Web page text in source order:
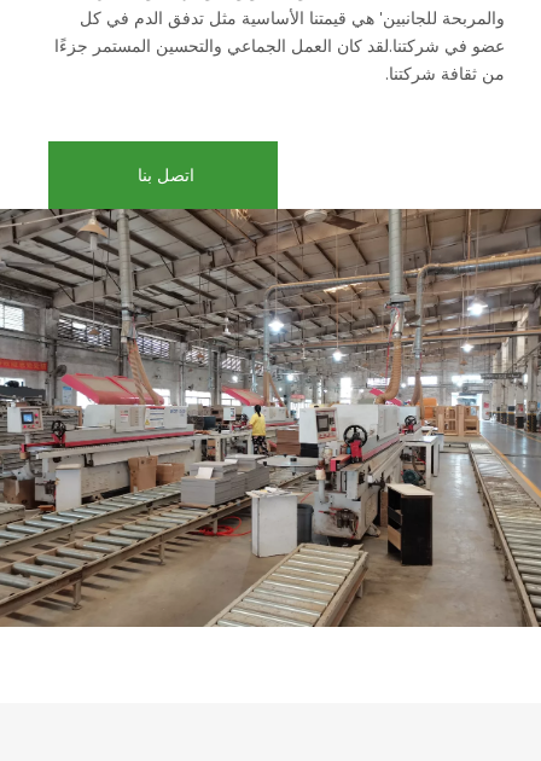
والمربحة للجانبين' هي قيمتنا الأساسية مثل تدفق الدم في كل
عضو في شركتنا.لقد كان العمل الجماعي والتحسين المستمر جزءًا
من ثقافة شركتنا.
اتصل بنا